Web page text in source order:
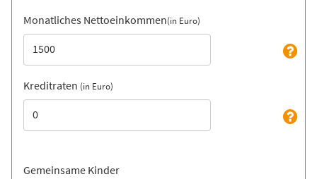
Monatliches Nettoeinkommen(in Euro)
Kreditraten (in Euro)
Gemeinsame Kinder